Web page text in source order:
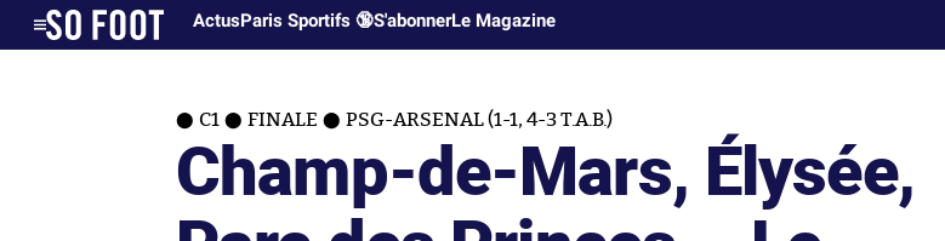
ActusParis Sportifs 🔞S'abonnerLe Magazine
C1 FINALE PSG-ARSENAL (1-1, 4-3 T.A.B.)
Champ-de-Mars, Élysée,